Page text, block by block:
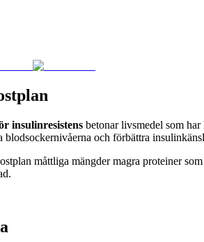
insulinresistens betonar livsmedel som
blodsockernivåerna och förbättra
måttliga mängder magra proteiner